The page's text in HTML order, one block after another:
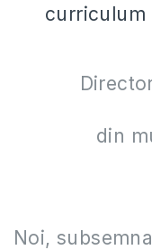
curriculum
din
Noi,